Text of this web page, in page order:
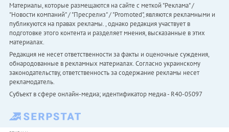
Материалы, которые размещаются на сайте с меткой "Реклама" /
"Новости компаний" / "Пресрелиз" / "Promoted", являются рекламными и
публикуются на правах рекламы. , однако редакция участвует в
подготовке этого контента и разделяет мнения, высказанные в этих
материалах.
Редакция не несет ответственности за факты и оценочные суждения,
обнародованные в рекламных материалах. Согласно украинскому
законодательству, ответственность за содержание рекламы несет
рекламодатель.
Субъект в сфере онлайн-медиа; идентификатор медиа - R40-05097